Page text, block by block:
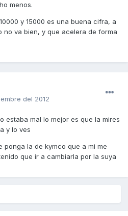
menos.
y 15000 es una buena cifra, a
no va bien, y que acelera de forma
del 2012
estaba mal lo mejor es que la mires
y lo ves
ponga la de kymco que a mi me
que ir a cambiarla por la suya